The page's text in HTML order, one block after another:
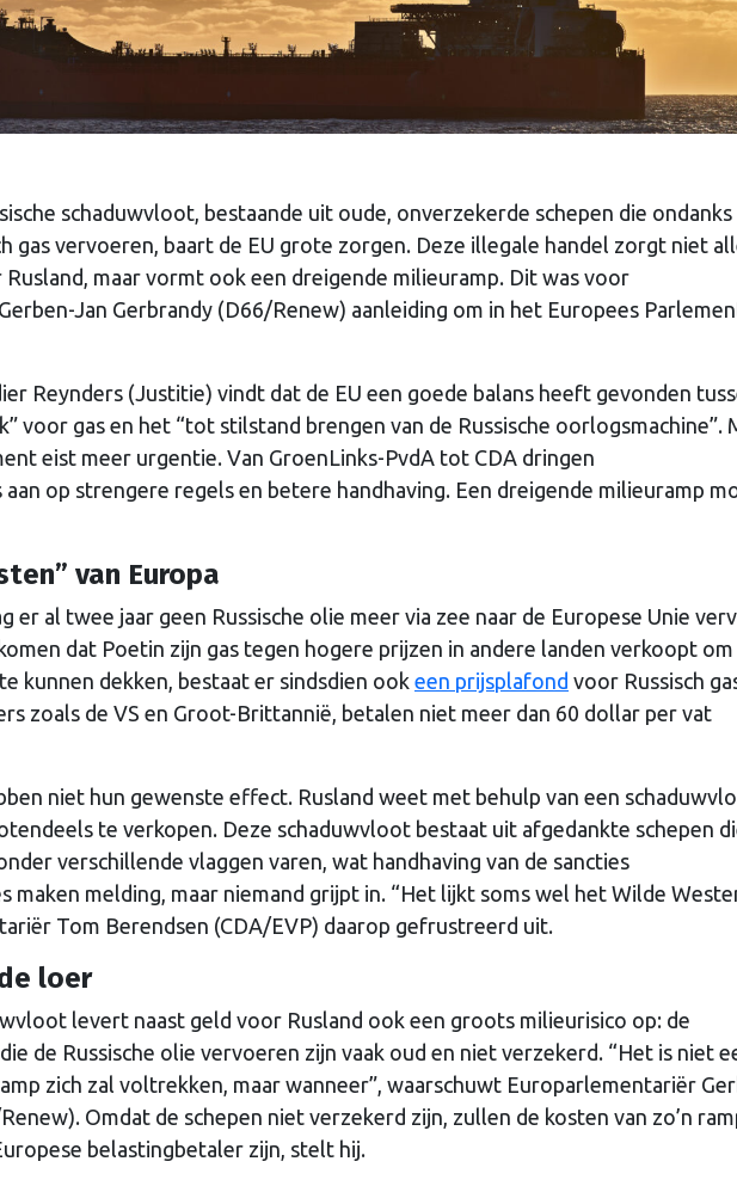
schaduwvloot, bestaande uit oude, onverzekerde schepen die ondanks
gas vervoeren, baart de EU grote zorgen. Deze illegale handel zorgt niet
maar vormt ook een dreigende milieuramp. Dit was voor
Jan Gerbrandy (D66/Renew) aanleiding om in het Europees
Reynders (Justitie) vindt dat de EU een goede balans heeft gevonden
voor gas en het “tot stilstand brengen van de Russische oorlogsmachine”.
eist meer urgentie. Van GroenLinks-PvdA tot CDA dringen
op strengere regels en betere handhaving. Een dreigende milieuramp
van Europa
er al twee jaar geen Russische olie meer via zee naar de Europese Unie
dat Poetin zijn gas tegen hogere prijzen in andere landen verkoopt om
kunnen dekken, bestaat er sindsdien ook een prijsplafond voor Russisch
zoals de VS en Groot-Brittannië, betalen niet meer dan 60 dollar per vat
niet hun gewenste effect. Rusland weet met behulp van een
te verkopen. Deze schaduwvloot bestaat uit afgedankte schepen
verschillende vlaggen varen, wat handhaving van de sancties
maken melding, maar niemand grijpt in. “Het lijkt soms wel het Wilde
Tom Berendsen (CDA/EVP) daarop gefrustreerd uit.
loer
levert naast geld voor Rusland ook een groots milieurisico op: de
de Russische olie vervoeren zijn vaak oud en niet verzekerd. “Het is niet
zich zal voltrekken, maar wanneer”, waarschuwt Europarlementariër
Omdat de schepen niet verzekerd zijn, zullen de kosten van zo’n
belastingbetaler zijn, stelt hij.